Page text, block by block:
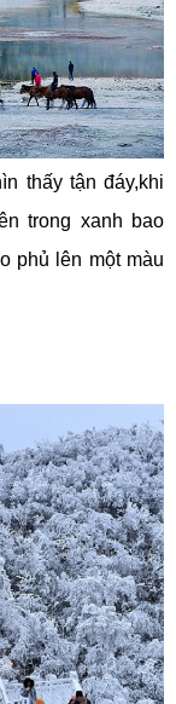
thấy tận đáy,khi
trong xanh bao
phủ lên một màu